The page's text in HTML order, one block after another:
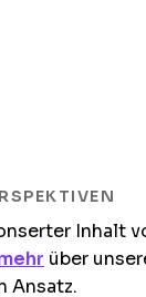
Inhalt
über
Ansatz.